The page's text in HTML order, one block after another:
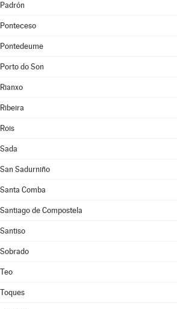
Padrón
Ponteceso
Pontedeume
Porto do Son
Rianxo
Ribeira
Rois
Sada
San Sadurniño
Santa Comba
Santiago de Compostela
Santiso
Sobrado
Teo
Toques